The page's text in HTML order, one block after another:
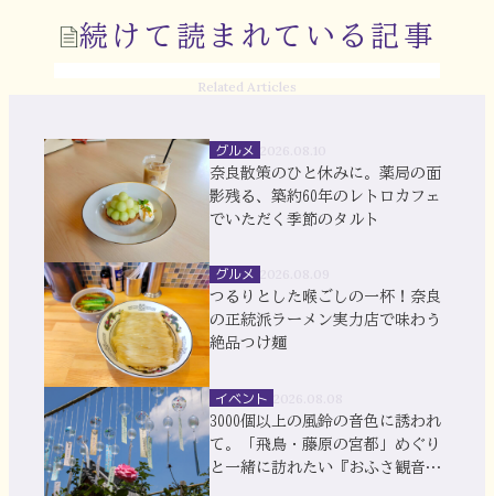
続けて読まれている記事
Related Articles
グルメ
奈良散策のひと休みに。薬局の面
影残る、築約60年のレトロカフェ
でいただく季節のタルト
グルメ
つるりとした喉ごしの一杯！奈良
の正統派ラーメン実力店で味わう
絶品つけ麺
イベント
3000個以上の風鈴の音色に誘われ
て。「飛鳥・藤原の宮都」めぐり
と一緒に訪れたい『おふさ観音』